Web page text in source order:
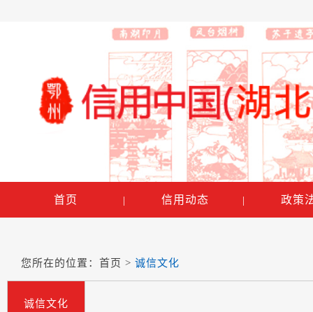
首页 | 信用动态 | 政策
您所在的位置： 首页 > 诚信文化
诚信文化